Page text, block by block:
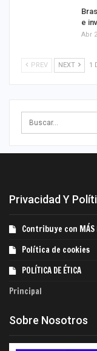
e
Abr
PREV NEXT 1
Privacidad Y
Contribuye con
Política de cookies
POLÍTICA DE ÉTICA
Principal
Sobre Nosotros